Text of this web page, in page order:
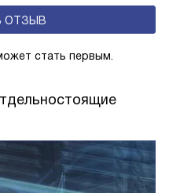
ОТЗЫВ
стать первым.